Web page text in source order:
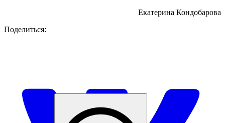
Екатерина Кондобарова
Поделиться: